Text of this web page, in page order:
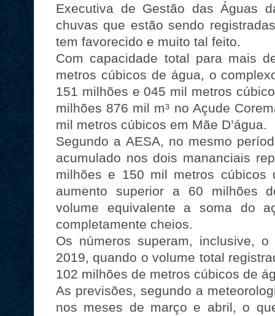
Executiva de Gestão das Águas
chuvas que estão sendo
tem favorecido e muito tal feito.
Com capacidade total para mais
metros cúbicos de água, o
151 milhões e 045 mil metros
milhões 876 mil m³ no Açude
mil metros cúbicos em Mãe D’água.
Segundo a AESA, no mesmo
acumulado nos dois mananciais
milhões e 150 mil metros
aumento superior a 60 milhões
volume equivalente a soma do
completamente cheios.
Os números superam, inclusive,
2019, quando o volume total
102 milhões de metros cúbicos de
As previsões, segundo a
nos meses de março e abril, o